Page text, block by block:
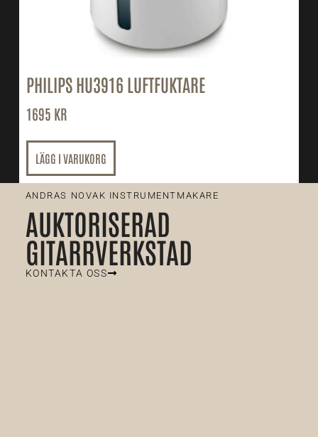
PHILIPS HU3916 LUFTFUKTARE
1695 KR
LÄGG I VARUKORG
ANDRAS NOVAK INSTRUMENTMAKARE
AUKTORISERAD
GITARRVERKSTAD
KONTAKTA OSS